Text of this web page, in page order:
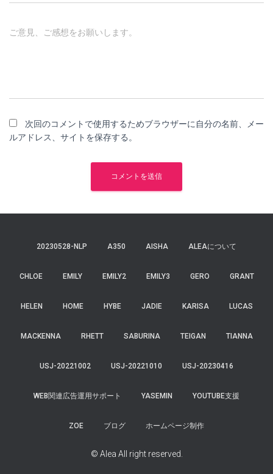
ご意見、ご感想をお願いします。
次回のコメントで使用するためブラウザーに自分の名前、メー
ルアドレス、サイトを保存する。
20230528-NLP A350 AISHA ALEAについて
CHLOE EMILY EMILY2 EMILY3 GERO GRANT
HELEN HOME HYBE JADIE KARISA LUCAS
MACKENNA RHETT SABURINA TEIGAN TIANNA
USJ-20221002 USJ-20221010 USJ-20230416
WEB関連広告運用サポート YASEMIN YOUTUBE支援
ZOE ブログ ホームページ制作
© Alea All right reserved.